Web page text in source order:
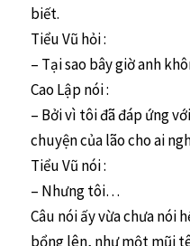
biết.
Tiểu Vũ hỏi :
– Tại sao bây giờ anh
Cao Lập nói :
– Bởi vì tôi đã đáp ứng
chuyện của lão cho ai
Tiểu Vũ nói :
– Nhưng tôi…
Câu nói ấy vừa chưa nói
bổng lên, như một mũi